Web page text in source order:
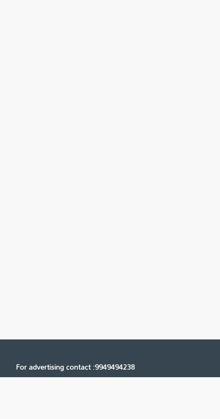
For advertising contact :9949494238
Email: digital@ntvnetwork.com